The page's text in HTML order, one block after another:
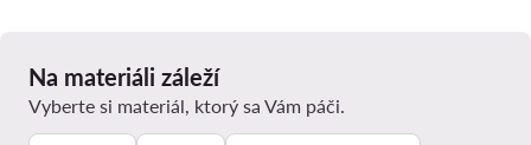
Na materiáli záleží
Vyberte si materiál, ktorý sa Vám páči.